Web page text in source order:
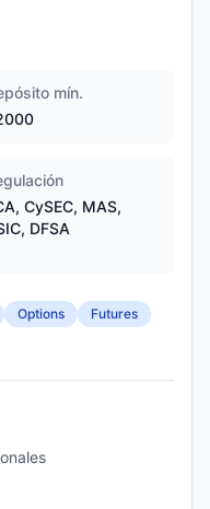
mín.
CySEC, MAS,
DFSA
Options
Futures